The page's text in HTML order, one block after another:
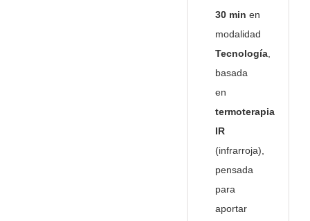
30 min en
modalidad
Tecnología
basada
en
termoterapia
IR
(infrarroja),
pensada
para
aportar